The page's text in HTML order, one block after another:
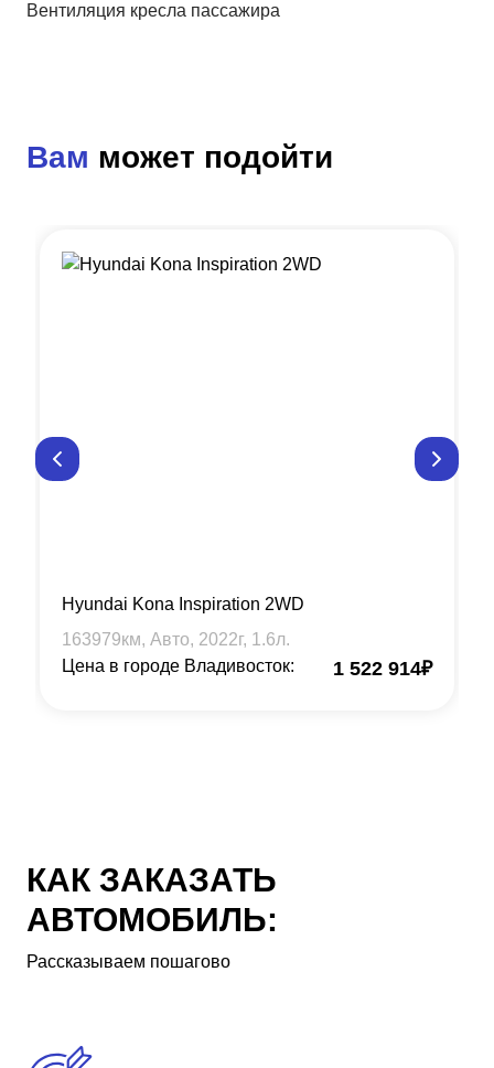
Вентиляция кресла пассажира
Вам может подойти
Hyundai Kona Inspiration 2WD
163979км, Авто, 2022г, 1.6л.
Цена в городе Владивосток:
1 522 914₽
КАК ЗАКАЗАТЬ
АВТОМОБИЛЬ:
Рассказываем пошагово